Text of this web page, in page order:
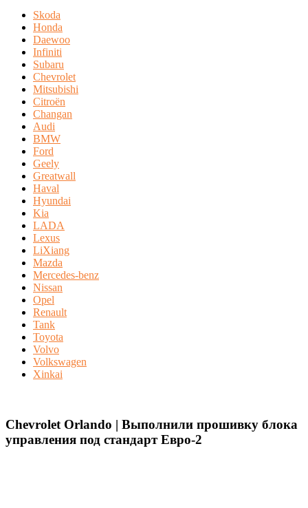
Skoda
Honda
Daewoo
Infiniti
Subaru
Chevrolet
Mitsubishi
Citroën
Changan
Audi
BMW
Ford
Geely
Greatwall
Haval
Hyundai
Kia
LADA
Lexus
LiXiang
Mazda
Mercedes-benz
Nissan
Opel
Renault
Tank
Toyota
Volvo
Volkswagen
Xinkai
Chevrolet Orlando | Выполнили прошивку блока
управления под стандарт Евро-2